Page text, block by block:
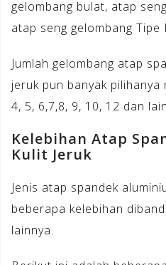
gelombang bulat, atap
atap seng gelombang Tipe
Jumlah gelombang atap
jeruk pun banyak
4, 5, 6,7,8, 9, 10, 12 dan
Kelebihan Atap
Kulit Jeruk
Jenis atap spandek
beberapa kelebihan
lainnya.